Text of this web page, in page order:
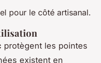
pour le côté artisanal.
protègent les pointes
existent en